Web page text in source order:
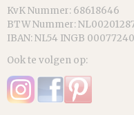
KvK Nummer: 68618646
BTW Nummer:
IBAN: NL54 INGB
Ook te volgen op: